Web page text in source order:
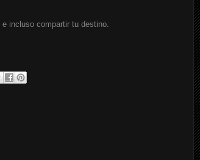
incluso compartir tu destino.